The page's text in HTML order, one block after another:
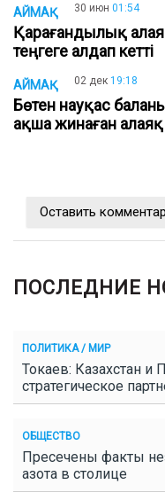
АЙМАҚ 30 июн 01:54
Қарағандылық
теңгеге алдап кетті
АЙМАҚ 02 дек 19:18
Бөтен науқас
ақша жинаған
Оставить
ПОСЛЕДНИЕ
ПОЛИТИКА / МИР
Токаев: Казахстан и
стратегическое
ОБЩЕСТВО
Пресечены факты
азота в столице